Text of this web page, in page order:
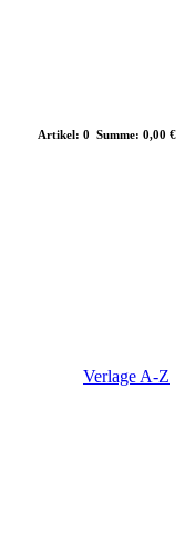
Artikel: 0 Summe: 0,00 €
Verlage A-Z